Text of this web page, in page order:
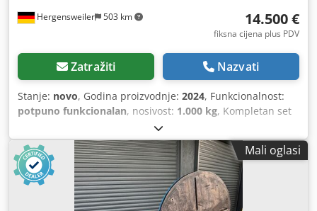
Hergensweiler 503 km 14.500 €
fiksna cijena plus PDV
Zatražiti Nazvati
Stanje: novo, Godina proizvodnje: 2024, Funkcionalnost:
potpuno funkcionalan, nosivost: 1.000 kg, Kompletan set
nosivosti 1000 kg uključujući ručni i nožni daljinski
upravljač Okretna ploča za zavarivanje u 3 osi podesiva po
visini Dodpevllhrefx Amxowa s prolaznim otvorom 200 mm
Promjer ploče 900 mm s T-utorima alternativno s
pričvršćenom čvrstom perforiranom pločom 2000 x 1000 x
200 mm, debljine 20 mm, uzorka rupa 100 mm, promjera
Mali oglasi